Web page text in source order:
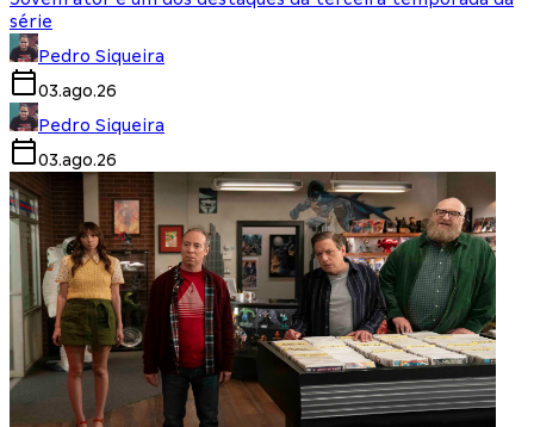
série
Pedro Siqueira
03.ago.26
Pedro Siqueira
03.ago.26